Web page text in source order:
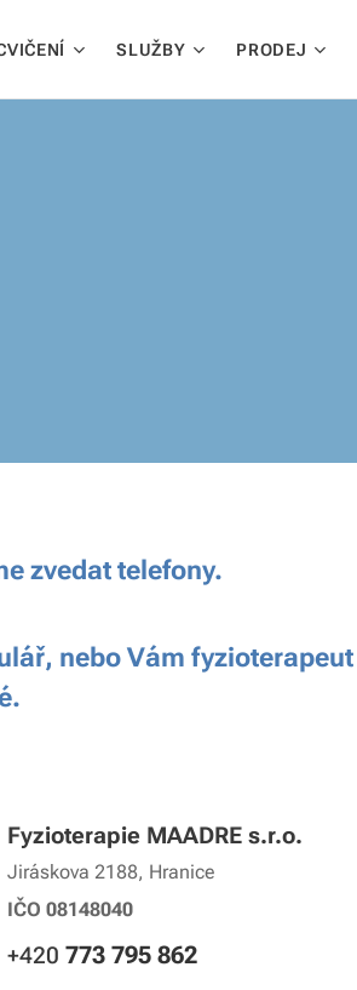
SLUŽBY PRODEJ
zvedat telefony.
nebo Vám fyzioterapeut
Fyzioterapie MAADRE s.r.o.
Jiráskova 2188, Hranice
IČO 08148040
+420773 795 862